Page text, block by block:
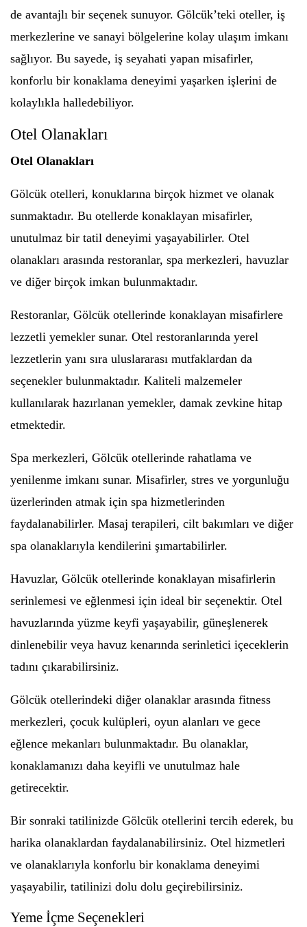
de avantajlı bir seçenek sunuyor. Gölcük’teki oteller, iş
merkezlerine ve sanayi bölgelerine kolay ulaşım imkanı
sağlıyor. Bu sayede, iş seyahati yapan misafirler,
konforlu bir konaklama deneyimi yaşarken işlerini de
kolaylıkla halledebiliyor.
Otel Olanakları
Otel Olanakları
Gölcük otelleri, konuklarına birçok hizmet ve olanak
sunmaktadır. Bu otellerde konaklayan misafirler,
unutulmaz bir tatil deneyimi yaşayabilirler. Otel
olanakları arasında restoranlar, spa merkezleri, havuzlar
ve diğer birçok imkan bulunmaktadır.
Restoranlar, Gölcük otellerinde konaklayan misafirlere
lezzetli yemekler sunar. Otel restoranlarında yerel
lezzetlerin yanı sıra uluslararası mutfaklardan da
seçenekler bulunmaktadır. Kaliteli malzemeler
kullanılarak hazırlanan yemekler, damak zevkine hitap
etmektedir.
Spa merkezleri, Gölcük otellerinde rahatlama ve
yenilenme imkanı sunar. Misafirler, stres ve yorgunluğu
üzerlerinden atmak için spa hizmetlerinden
faydalanabilirler. Masaj terapileri, cilt bakımları ve diğer
spa olanaklarıyla kendilerini şımartabilirler.
Havuzlar, Gölcük otellerinde konaklayan misafirlerin
serinlemesi ve eğlenmesi için ideal bir seçenektir. Otel
havuzlarında yüzme keyfi yaşayabilir, güneşlenerek
dinlenebilir veya havuz kenarında serinletici içeceklerin
tadını çıkarabilirsiniz.
Gölcük otellerindeki diğer olanaklar arasında fitness
merkezleri, çocuk kulüpleri, oyun alanları ve gece
eğlence mekanları bulunmaktadır. Bu olanaklar,
konaklamanızı daha keyifli ve unutulmaz hale
getirecektir.
Bir sonraki tatilinizde Gölcük otellerini tercih ederek, bu
harika olanaklardan faydalanabilirsiniz. Otel hizmetleri
ve olanaklarıyla konforlu bir konaklama deneyimi
yaşayabilir, tatilinizi dolu dolu geçirebilirsiniz.
Yeme İçme Seçenekleri